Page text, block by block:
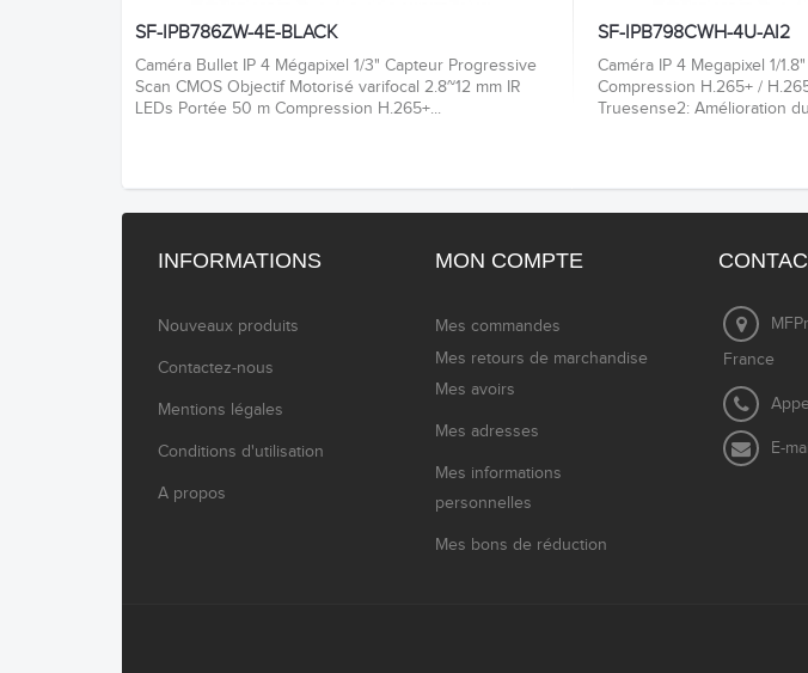
SF-IPB786ZW-4E-BLACK
Caméra Bullet IP 4 Mégapixel 1/3" Capteur Progressive
Scan CMOS Objectif Motorisé varifocal 2.8~12 mm IR
LEDs Portée 50 m Compression H.265+...
SF-IPB798CWH-4U-AI2
Caméra IP 4 Megapixel 1/
Compression H.265+ /
Truesense2: Amélioration
INFORMATIONS
Nouveaux produits
Contactez-nous
Mentions légales
Conditions d'utilisation
A propos
MON COMPTE
Mes commandes
Mes retours de marchandise
Mes avoirs
Mes adresses
Mes informations
personnelles
Mes bons de réduction
France
E-